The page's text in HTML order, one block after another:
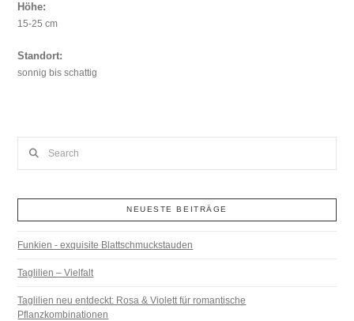
Höhe:
15-25 cm
Standort:
sonnig bis schattig
NEUESTE BEITRÄGE
Funkien - exquisite Blattschmuckstauden
Taglilien – Vielfalt
Taglilien neu entdeckt: Rosa & Violett für romantische
Pflanzkombinationen